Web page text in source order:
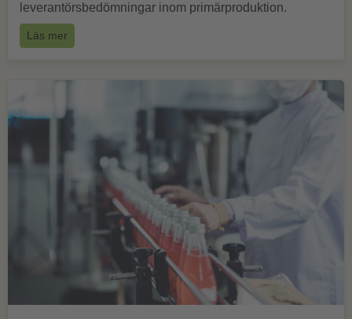
leverantörsbedömningar inom primärproduktion.
Läs mer